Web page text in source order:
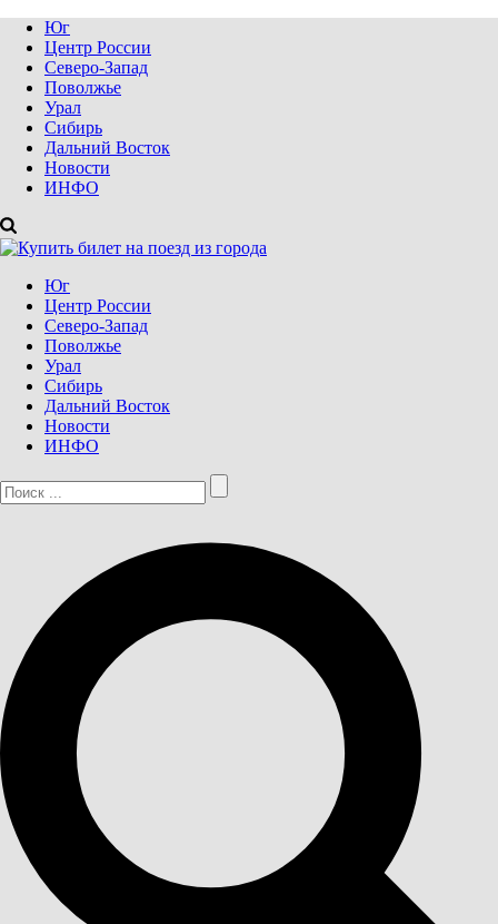
Юг
Центр России
Северо-Запад
Поволжье
Урал
Сибирь
Дальний Восток
Новости
ИНФО
Юг
Центр России
Северо-Запад
Поволжье
Урал
Сибирь
Дальний Восток
Новости
ИНФО